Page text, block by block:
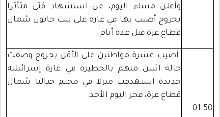
وأعلن مساء اليوم، عن استشهاد فتى متأثرا
بجروح أصيب بها في غارة على بيت حانون شمال
قطاع غزة قبل عدة أيام.
أصيب عشرة مواطنين على الأقل بجروح وصفت
حالة اثنين منهم بالخطيرة في غارة إسرائيلية
جديدة استهدفت منزلا في مخيم جباليا شمال
قطاع غزة، فجر اليوم الأحد.
01.50